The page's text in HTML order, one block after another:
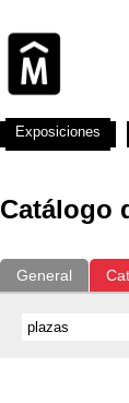
Catálogo
General
Exposiciones